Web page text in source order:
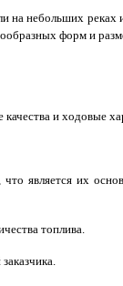
на небольших
форм и
и ходовые
является их
топлива.